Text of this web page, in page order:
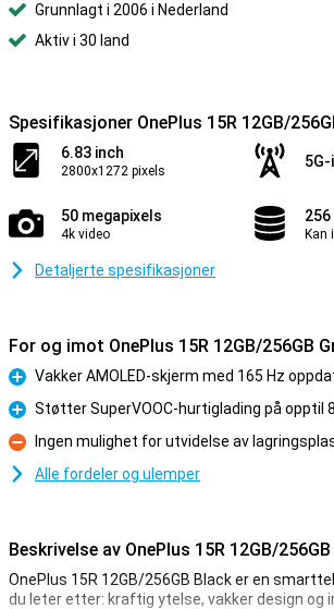
Grunnlagt i 2006 i Nederland
Aktiv i 30 land
Spesifikasjoner OnePlus 15R 12GB/
6.83 inch
2800x1272 pixels
50 megapixels
4k video
256
Kan
Detaljerte spesifikasjoner
For og imot OnePlus 15R 12GB/256GB
Fordel
Vakker AMOLED-skjerm med 165 Hz
Fordel
Støtter SuperVOOC-hurtiglading på opptil
Ulempe
Ingen mulighet for utvidelse av
Alle fordeler og ulemper
Beskrivelse av OnePlus 15R 12GB/
OnePlus 15R 12GB/256GB Black er en
du leter etter: kraftig ytelse, vakker design og